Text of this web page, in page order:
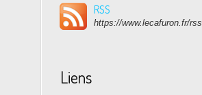
RSS
https://www.lecafuron.fr/rss
Liens